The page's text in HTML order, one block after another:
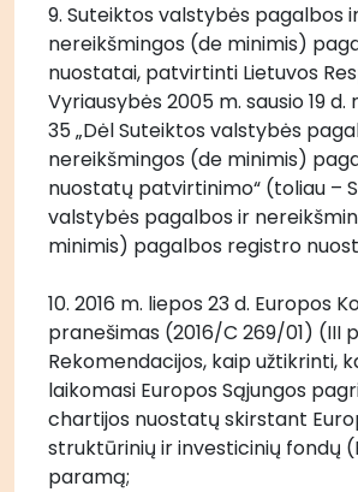
9. Suteiktos valstybės pagalbos
nereikšmingos (de minimis)
nuostatai, patvirtinti Lietuvos
Vyriausybės 2005 m. sausio 19 d.
35 „Dėl Suteiktos valstybės
nereikšmingos (de minimis)
nuostatų patvirtinimo“ (toliau –
valstybės pagalbos ir
minimis) pagalbos registro
10. 2016 m. liepos 23 d. Europos
pranešimas (2016/C 269/01) (III
Rekomendacijos, kaip užtikrinti,
laikomasi Europos Sąjungos
chartijos nuostatų skirstant
struktūrinių ir investicinių fondų
paramą;